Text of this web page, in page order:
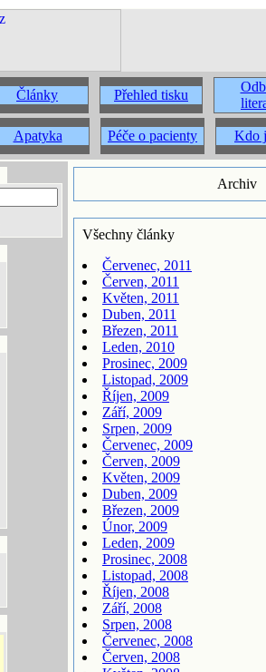
Články Přehled tisku
Apatyka Péče o pacienty Kdo
Archiv
Všechny články
Červenec, 2011
Červen, 2011
Květen, 2011
Duben, 2011
Březen, 2011
Leden, 2010
Prosinec, 2009
Listopad, 2009
Říjen, 2009
Září, 2009
Srpen, 2009
Červenec, 2009
Červen, 2009
Květen, 2009
Duben, 2009
Březen, 2009
Únor, 2009
Leden, 2009
Prosinec, 2008
Listopad, 2008
Říjen, 2008
Září, 2008
Srpen, 2008
Červenec, 2008
Červen, 2008